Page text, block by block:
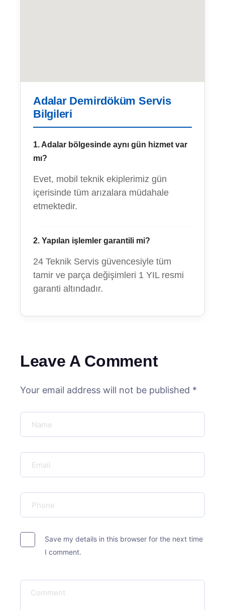
Adalar Demirdöküm Servis
Bilgileri
1. Adalar bölgesinde aynı gün hizmet var
mı?
Evet, mobil teknik ekiplerimiz gün
içerisinde tüm arızalara müdahale
etmektedir.
2. Yapılan işlemler garantili mi?
24 Teknik Servis güvencesiyle tüm
tamir ve parça değişimleri 1 YIL resmi
garanti altındadır.
Leave A Comment
Your email address will not be published *
Save my details in this browser for the next time
I comment.